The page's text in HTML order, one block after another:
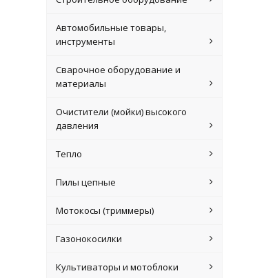
Автомобильные товары,
инструменты
Сварочное оборудование и
материалы
Очистители (мойки) высокого
давления
Тепло
Пилы цепные
Мотокосы (триммеры)
Газонокосилки
Культиваторы и мотоблоки